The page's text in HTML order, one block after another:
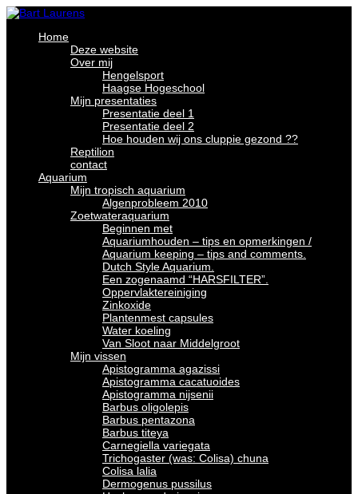
Home
Deze website
Over mij
Hengelsport
Haagse Hogeschool
Mijn presentaties
Presentatie deel 1
Presentatie deel 2
Hoe houden wij ons cluppie gezond ??
Reptilion
contact
Aquarium
Mijn tropisch aquarium
Algenprobleem 2010
Zoetwateraquarium
Beginnen met
Aquariumhouden – tips en opmerkingen /
Aquarium keeping – tips and comments.
Dutch Style Aquarium.
Een zogenaamd “HARSFILTER”.
Oppervlaktereiniging
Zinkoxide
Plantenmest capsules
Water koeling
Van Sloot naar Middelgroot
Mijn vissen
Apistogramma agazissi
Apistogramma cacatuoides
Apistogramma nijsenii
Barbus oligolepis
Barbus pentazona
Barbus titeya
Carnegiella variegata
Trichogaster (was: Colisa) chuna
Colisa lalia
Dermogenus pussilus